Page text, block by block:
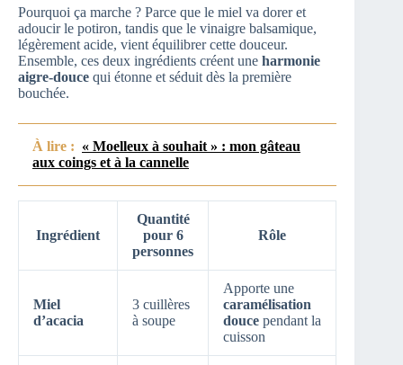
Pourquoi ça marche ? Parce que le miel va dorer et
adoucir le potiron, tandis que le vinaigre balsamique,
légèrement acide, vient équilibrer cette douceur.
Ensemble, ces deux ingrédients créent une harmonie
aigre-douce qui étonne et séduit dès la première
bouchée.
À lire : « Moelleux à souhait » : mon gâteau
aux coings et à la cannelle
Ingrédient
Quantité
pour 6
personnes
Rôle
Miel
d’acacia
3 cuillères
à soupe
Apporte une
caramélisation
douce pendant la
cuisson